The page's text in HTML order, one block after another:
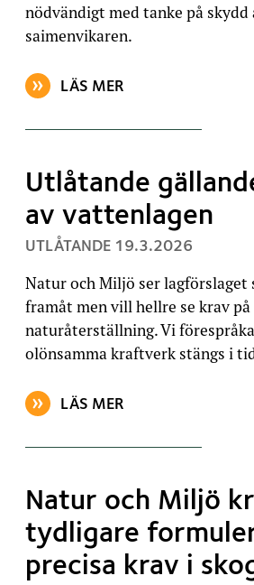
nödvändigt med tanke på skydd
saimenvikaren.
LÄS MER
OM ARTIKELN: NATUR OCH
Utlåtande
av vattenlagen
UTLÅTANDE , PUBLICERAT:
19.3.2026
Natur och Miljö ser
framåt men vill hellre se krav
naturåterställning. Vi
olönsamma kraftverk stängs i
LÄS MER
OM ARTIKELN: UTLÅTANDE
Natur och Miljö
tydligare
precisa krav i